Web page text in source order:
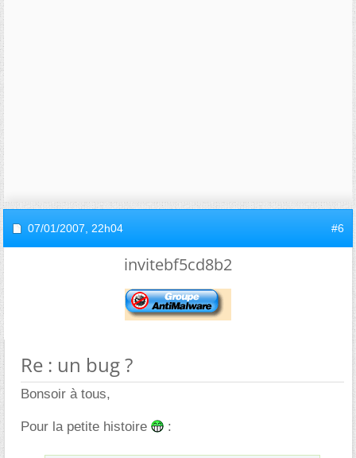
07/01/2007, 22h04 #6
invitebf5cd8b2
Re : un bug ?
Bonsoir à tous,
Pour la petite histoire :